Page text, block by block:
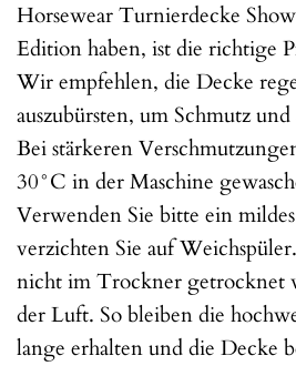
Horsewear Turnierdecke
Edition haben, ist die richtige
Wir empfehlen, die Decke
auszubürsten, um Schmutz
Bei stärkeren
30°C in der Maschine
Verwenden Sie bitte ein
verzichten Sie auf
nicht im Trockner getrocknet
der Luft. So bleiben die
lange erhalten und die Decke